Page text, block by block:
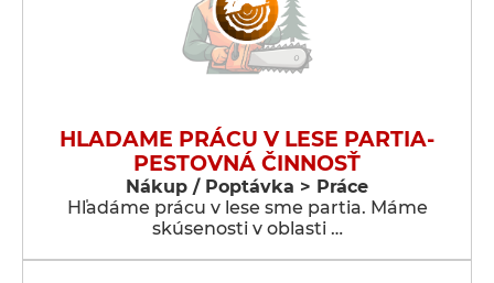
HLADAME PRÁCU V LESE PARTIA-
PESTOVNÁ ČINNOSŤ
Nákup / Poptávka > Práce
Hľadáme prácu v lese sme partia. Máme
skúsenosti v oblasti …